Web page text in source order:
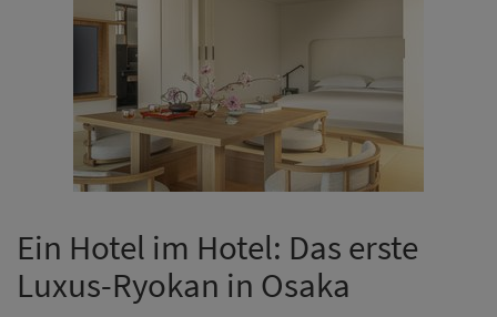
Ein Hotel im Hotel: Das erste
Luxus-Ryokan in Osaka